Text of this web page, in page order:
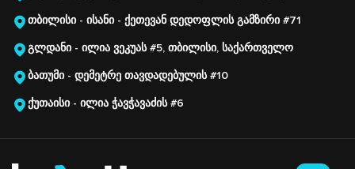
თბილისი - ისანი - ქეთევან დედოფლის გამზირი #71
გლდანი - ილია ვეკუას #5, თბილისი, საქართველო
ბათუმი - დემეტრე თავდადებულის #10
ქუთაისი - ილია ჭავჭავაძის #6